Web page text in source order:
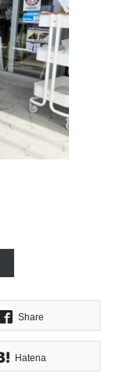
Share
Hatena